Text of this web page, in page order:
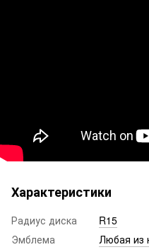
Характеристики
Радиус диска
R15
Эмблема
Любая из